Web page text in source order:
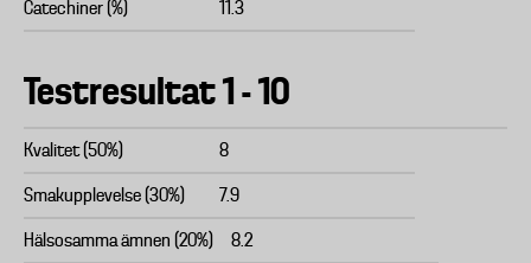
Catechiner (%) 11.3
Testresultat 1 - 10
Kvalitet (50%) 8
Smakupplevelse (30%) 7.9
Hälsosamma ämnen (20%) 8.2